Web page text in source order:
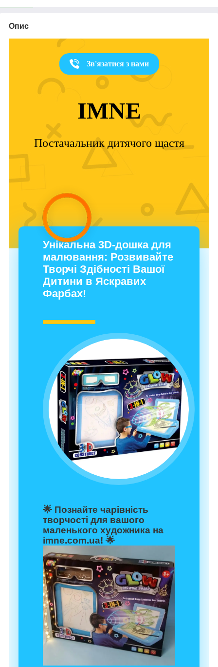
Опис
Зв'язатися з нами
IMNE
Постачальник дитячого щастя
Унікальна 3D-дошка для
малювання: Розвивайте
Творчі Здібності Вашої
Дитини в Яскравих
Фарбах!
🌟 Познайте чарівність
творчості для вашого
маленького художника на
imne.com.ua! 🌟